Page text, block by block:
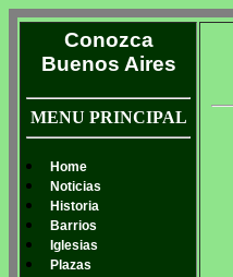
Conozca
Buenos Aires
MENU PRINCIPAL
Home
Noticias
Historia
Barrios
Iglesias
Plazas